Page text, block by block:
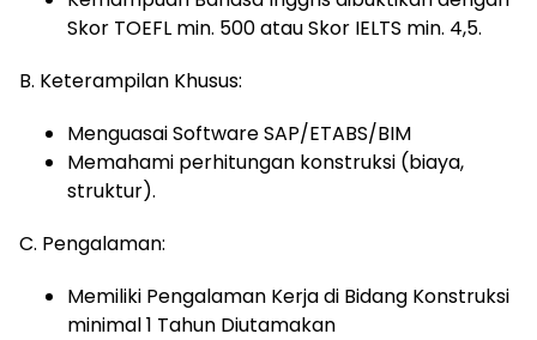
Skor TOEFL min. 500 atau Skor IELTS min. 4,5.
B. Keterampilan Khusus:
Menguasai Software SAP/ETABS/BIM
Memahami perhitungan konstruksi (biaya,
struktur).
C. Pengalaman:
Memiliki Pengalaman Kerja di Bidang Konstruksi
minimal 1 Tahun Diutamakan